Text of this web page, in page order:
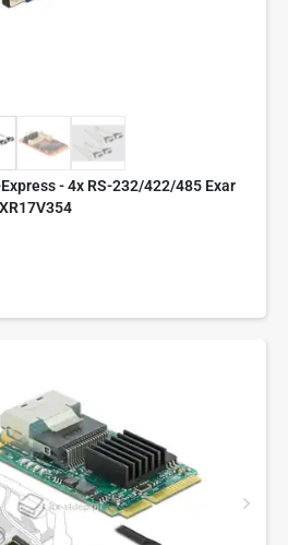
- 4x RS-232/422/485 Exar
XR17V354